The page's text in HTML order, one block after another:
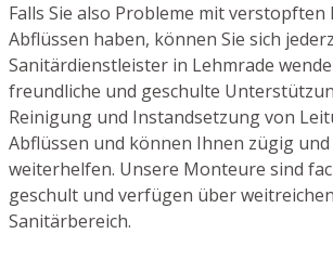
Falls Sie also Probleme mit
Abflüssen haben, können Sie sich
Sanitärdienstleister in Lehmrade
freundliche und geschulte
Reinigung und Instandsetzung von
Abflüssen und können Ihnen zügig
weiterhelfen. Unsere Monteure sind
geschult und verfügen über
Sanitärbereich.